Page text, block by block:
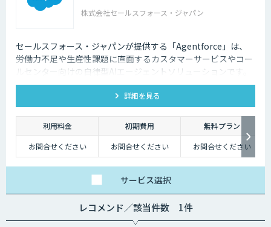
株式会社セールスフォース・ジャパン
セールスフォース・ジャパンが提供する「Agentforce」は、
労働力不足や生産性課題に直面するカスタマーサービスやコー
ルセンター向けの自律型AIエージェントソリューションです。
顧客データのあるCRM上につくることで、顧客一人ひとりにパ
ーソナライズされた対応を可能にし、業務効率化と顧客体験向
上を実現します。
詳細を見る
利用料金 初期費用
無料プラン
お問合せください
お問合せください お問合せください
サービス選択
レコメンド／該当件数 1件